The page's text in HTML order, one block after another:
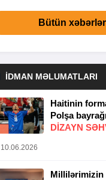
Bütün xəbərlər
İDMAN MƏLUMATLARI
Haitinin
Polşa
DIZAYN
10.06.2026
Millilərimizin